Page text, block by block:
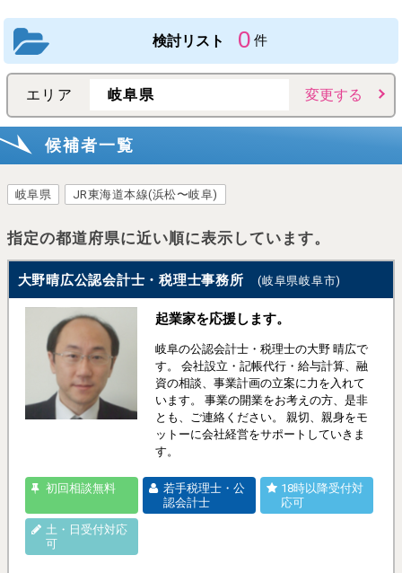
検討リスト 0 件
エリア 岐阜県 変更する
候補者一覧
岐阜県 JR東海道本線(浜松〜岐阜)
指定の都道府県に近い順に表示しています。
大野晴広公認会計士・税理士事務所 (岐阜県岐阜市)
起業家を応援します。
岐阜の公認会計士・税理士の大野 晴広で
す。 会社設立・記帳代行・給与計算、融
資の相談、事業計画の立案に力を入れて
います。 事業の開業をお考えの方、是非
とも、ご連絡ください。 親切、親身をモ
ットーに会社経営をサポートしていきま
す。
初回相談無料
若手税理士・公
認会計士
18時以降受付対
応可
土・日受付対応
可